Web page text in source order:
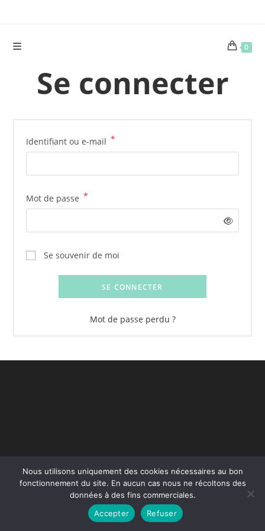
0
Se connecter
Identifiant ou e-mail *
Mot de passe *
Se souvenir de moi
SE CONNECTER
Mot de passe perdu ?
Copyright - WordPress Theme by OceanWP
Nous utilisons uniquement des cookies nécessaires au bon
fonctionnement du site. En aucun cas nous ne récoltons des
données à des fins commerciales.
Accepter
Refuser